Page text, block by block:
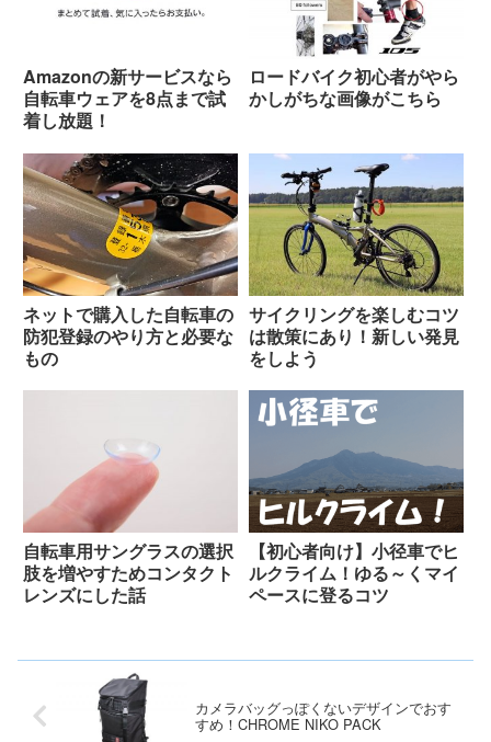
Amazonの新サービスなら
自転車ウェアを8点まで試
着し放題！
ロードバイク初心者がやら
かしがちな画像がこちら
ネットで購入した自転車の
防犯登録のやり方と必要な
もの
サイクリングを楽しむコツ
は散策にあり！新しい発見
をしよう
自転車用サングラスの選択
肢を増やすためコンタクト
レンズにした話
【初心者向け】小径車でヒ
ルクライム！ゆる～くマイ
ペースに登るコツ
カメラバッグっぽくないデザインでおす
すめ！CHROME NIKO PACK